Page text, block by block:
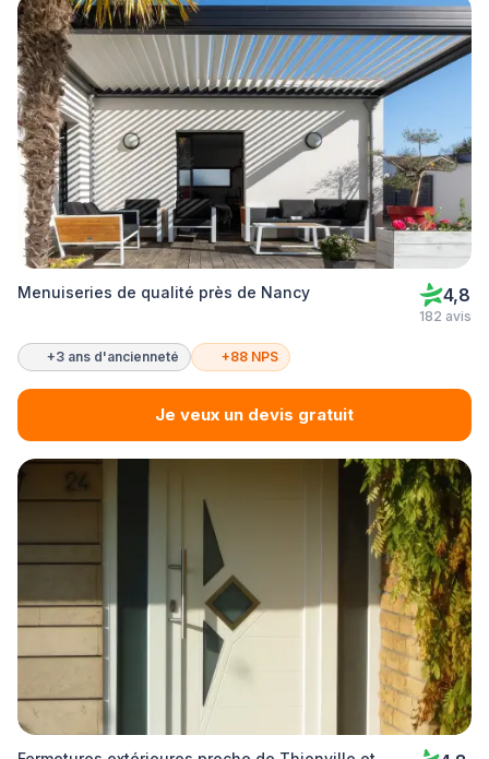
Menuiseries de qualité près de Nancy 4,8
182 avis
+3 ans d'ancienneté +88 NPS
Je veux un devis gratuit